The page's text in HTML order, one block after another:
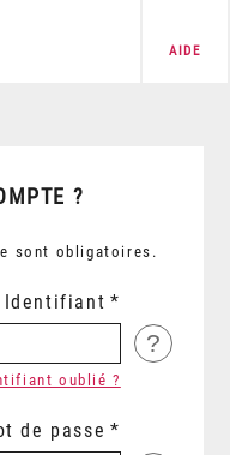
AIDE
?
sont obligatoires.
Identifiant
?
oublié ?
de passe